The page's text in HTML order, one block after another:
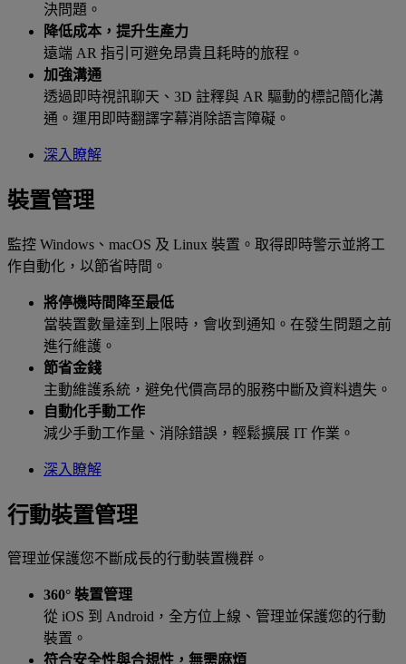
決問題。
降低成本，提升生產力
遠端 AR 指引可避免昂貴且耗時的旅程。
加強溝通
透過即時視訊聊天、3D 註釋與 AR 驅動的標記簡化溝
通。運用即時翻譯字幕消除語言障礙。
深入瞭解
裝置管理
監控 Windows、macOS 及 Linux 裝置。取得即時警示並將工
作自動化，以節省時間。
將停機時間降至最低
當裝置數量達到上限時，會收到通知。在發生問題之前
進行維護。
節省金錢
主動維護系統，避免代價高昂的服務中斷及資料遺失。
自動化手動工作
減少手動工作量、消除錯誤，輕鬆擴展 IT 作業。
深入瞭解
行動裝置管理
管理並保護您不斷成長的行動裝置機群。
360° 裝置管理
從 iOS 到 Android，全方位上線、管理並保護您的行動
裝置。
符合安全性與合規性，無需麻煩